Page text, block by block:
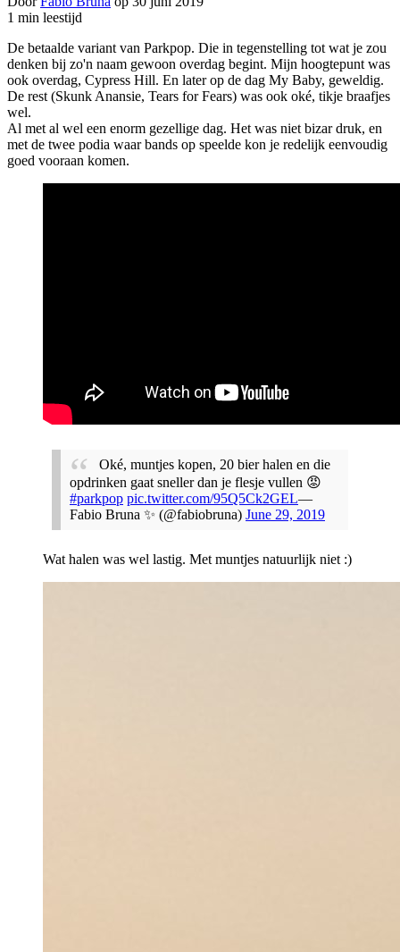
1 min leestijd
De betaalde variant van Parkpop. Die in tegenstelling tot wat je zou
denken bij zo'n naam gewoon overdag begint. Mijn hoogtepunt was
ook overdag, Cypress Hill. En later op de dag My Baby, geweldig.
De rest (Skunk Anansie, Tears for Fears) was ook oké, tikje braafjes
wel.
Al met al wel een enorm gezellige dag. Het was niet bizar druk, en
met de twee podia waar bands op speelde kon je redelijk eenvoudig
goed vooraan komen.
Oké, muntjes kopen, 20 bier halen en die
opdrinken gaat sneller dan je flesje vullen 😡
#parkpop pic.twitter.com/95Q5Ck2GEL—
Fabio Bruna ✨ (@fabiobruna) June 29, 2019
Wat halen was wel lastig. Met muntjes natuurlijk niet :)